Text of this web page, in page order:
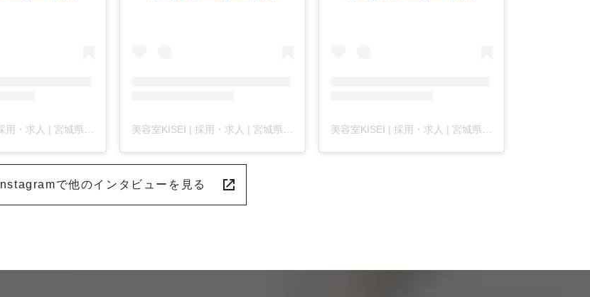
Instagramで他のインタビューを見る